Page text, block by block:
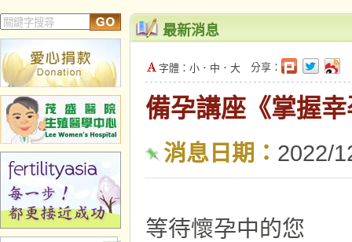
最新消息
字體： 小 ． 中 ． 大 分享：
備孕講座《掌握
消息日期： 2022/
等待懷孕中的您